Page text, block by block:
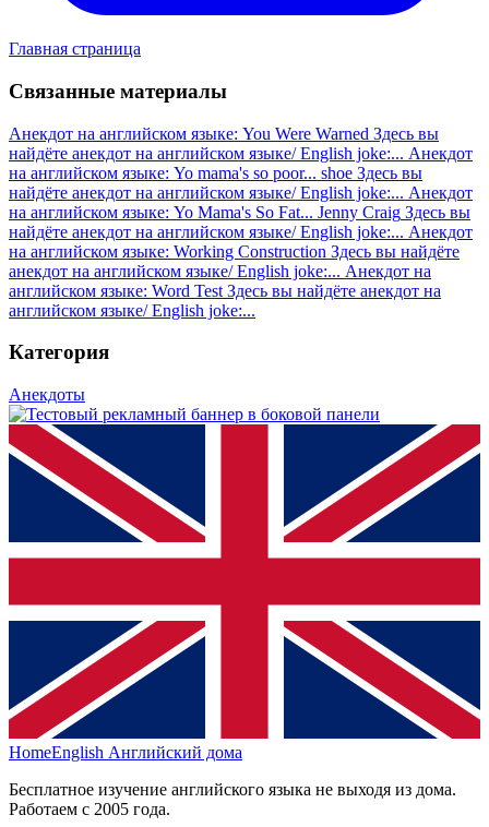
Главная страница
Связанные материалы
Анекдот на английском языке: You Were Warned Здесь вы
найдёте анекдот на английском языке/ English joke:... Анекдот
на английском языке: Yo mama's so poor... shoe Здесь вы
найдёте анекдот на английском языке/ English joke:... Анекдот
на английском языке: Yo Mama's So Fat... Jenny Craig Здесь вы
найдёте анекдот на английском языке/ English joke:... Анекдот
на английском языке: Working Construction Здесь вы найдёте
анекдот на английском языке/ English joke:... Анекдот на
английском языке: Word Test Здесь вы найдёте анекдот на
английском языке/ English joke:...
Категория
Анекдоты
HomeEnglish Английский дома
Бесплатное изучение английского языка не выходя из дома.
Работаем с 2005 года.